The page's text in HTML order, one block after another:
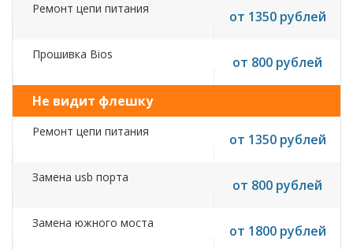
Ремонт цепи питания от 1350 рублей
Прошивка Bios от 800 рублей
Не видит флешку
Ремонт цепи питания от 1350 рублей
Замена usb порта от 800 рублей
Замена южного моста от 1800 рублей